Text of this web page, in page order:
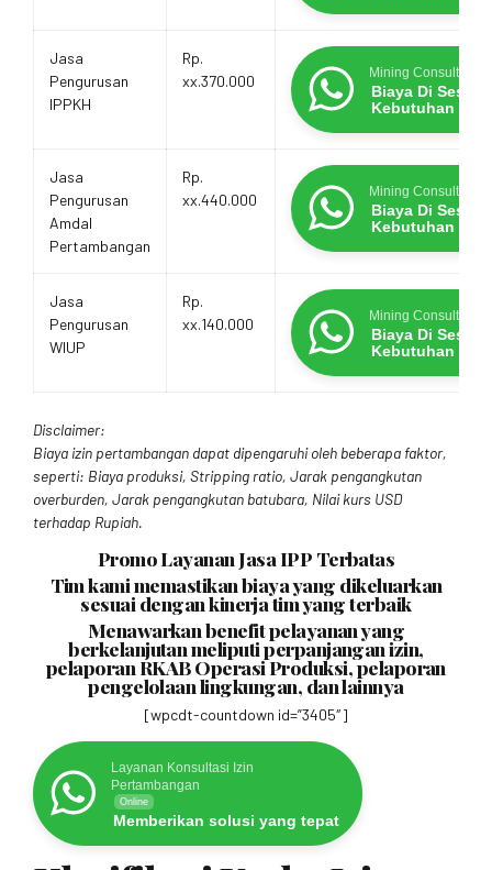
Jasa
Pengurusan
IPPKH
Rp.
xx.370.000
Mining Consultants
Biaya Di
Kebutuhan
Jasa
Pengurusan
Amdal
Pertambangan
Rp.
xx.440.000
Mining Consultants
Biaya Di
Kebutuhan
Jasa
Pengurusan
WIUP
Rp.
xx.140.000
Mining Consultants
Biaya Di
Kebutuhan
Disclaimer:
Biaya izin pertambangan dapat dipengaruhi oleh beberapa faktor,
seperti: Biaya produksi, Stripping ratio, Jarak pengangkutan
overburden, Jarak pengangkutan batubara, Nilai kurs USD
terhadap Rupiah.
Promo Layanan Jasa IPP Terbatas
Tim kami memastikan biaya yang dikeluarkan
sesuai dengan kinerja tim yang terbaik
Menawarkan benefit pelayanan yang
berkelanjutan meliputi perpanjangan izin,
pelaporan RKAB Operasi Produksi, pelaporan
pengelolaan lingkungan, dan lainnya
[wpcdt-countdown id=”3405″]
Layanan Konsultasi Izin
Pertambangan
Online
Memberikan solusi yang tepat